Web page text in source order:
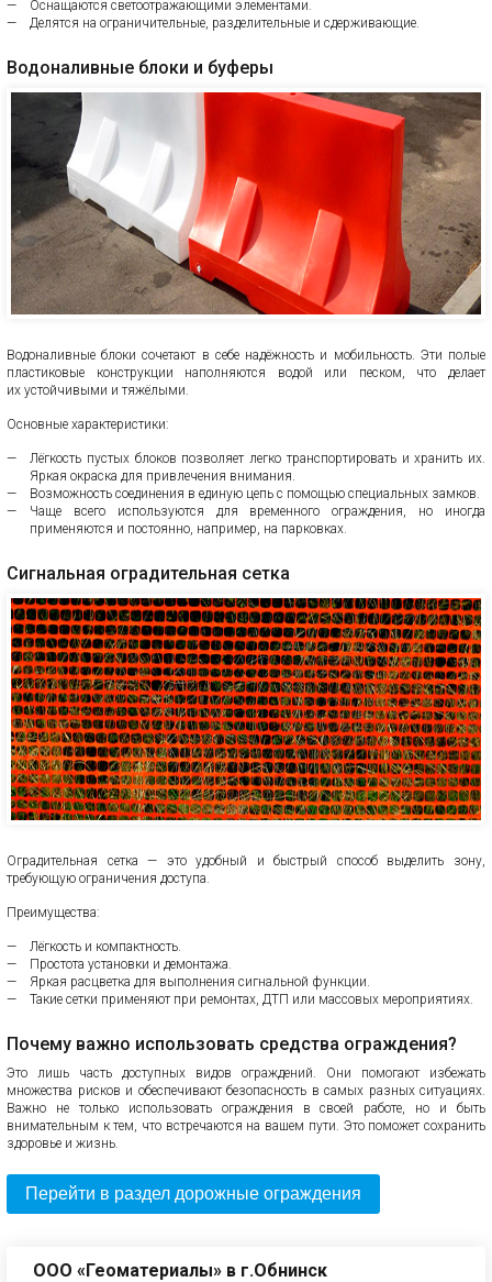
Оснащаются светоотражающими элементами.
Делятся на ограничительные, разделительные и сдерживающие.
Водоналивные блоки и буферы
Водоналивные блоки сочетают в себе надёжность и мобильность. Эти полые
пластиковые конструкции наполняются водой или песком, что делает
их устойчивыми и тяжёлыми.
Основные характеристики:
Лёгкость пустых блоков позволяет легко транспортировать и хранить их.
Яркая окраска для привлечения внимания.
Возможность соединения в единую цепь с помощью специальных замков.
Чаще всего используются для временного ограждения, но иногда
применяются и постоянно, например, на парковках.
Сигнальная оградительная сетка
Оградительная сетка — это удобный и быстрый способ выделить зону,
требующую ограничения доступа.
Преимущества:
Лёгкость и компактность.
Простота установки и демонтажа.
Яркая расцветка для выполнения сигнальной функции.
Такие сетки применяют при ремонтах, ДТП или массовых мероприятиях.
Почему важно использовать средства ограждения?
Это лишь часть доступных видов ограждений. Они помогают избежать
множества рисков и обеспечивают безопасность в самых разных ситуациях.
Важно не только использовать ограждения в своей работе, но и быть
внимательным к тем, что встречаются на вашем пути. Это поможет сохранить
здоровье и жизнь.
Перейти в раздел дорожные ограждения
ООО «Геоматериалы» в г.Обнинск